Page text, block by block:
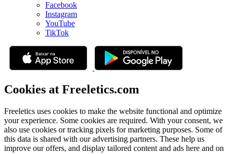
Facebook
Instagram
YouTube
TikTok
Cookies at Freeletics.com
Freeletics uses cookies to make the website functional and optimize
your experience. Some cookies are required. With your consent, we
also use cookies or tracking pixels for marketing purposes. Some of
this data is shared with our advertising partners. These help us
improve our offers, and display tailored content and ads here and on